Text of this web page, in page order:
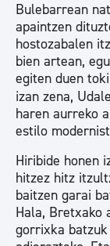
Bulebarrean
apaintzen
hostozabalen
bien artean,
egiten duen
izan zena,
haren aurreko
estilo
Hiribide honen
hitzez hitz
baitzen garai
Hala, Bretxako
gorrixka